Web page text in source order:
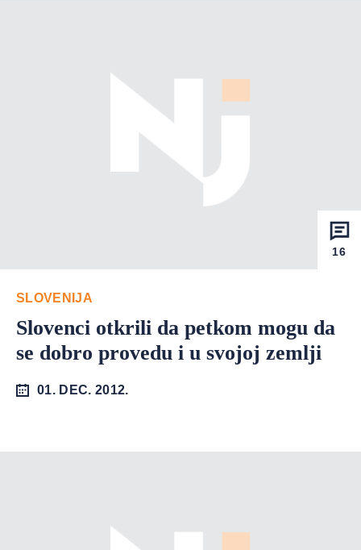
16
SLOVENIJA
Slovenci otkrili da petkom mogu da
se dobro provedu i u svojoj zemlji
01. DEC. 2012.